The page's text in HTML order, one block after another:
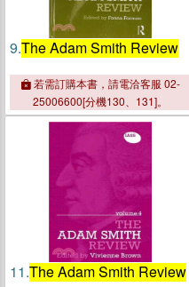
9.The Adam Smith Review
若需訂購本書，請電洽客服 02-
25006600[分機130、131]。
11.The Adam Smith Review